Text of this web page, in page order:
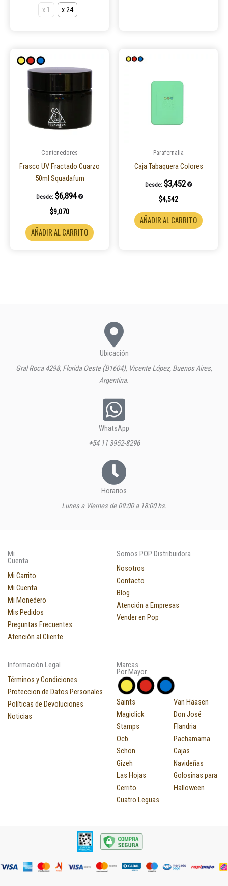
x 1 x 24
Contenedores
Frasco UV Fractado Cuarzo
50ml Squadafum
Desde: $6,894
$9,070
AÑADIR AL CARRITO
Parafernalia
Caja Tabaquera Colores
Desde: $3,452
$4,542
AÑADIR AL CARRITO
Ubicación
Gral Roca 4298, Florida Oeste (B1604), Vicente López, Buenos Aires,
Argentina.
WhatsApp
+54 11 3952-8296
Horarios
Lunes a Viernes de 09:00 a 18:00 hs.
Mi
Cuenta
Mi Carrito
Mi Cuenta
Mi Monedero
Mis Pedidos
Preguntas Frecuentes
Atención al Cliente
Somos POP Distribuidora
Nosotros
Contacto
Blog
Atención a Empresas
Vender en Pop
Información Legal
Términos y Condiciones
Proteccion de Datos Personales
Políticas de Devoluciones
Noticias
Marcas
Por Mayor
Saints
Magiclick
Stamps
Ocb
Schön
Gizeh
Las Hojas
Cerrito
Cuatro Leguas
Van Häasen
Don José
Flandria
Pachamama
Cajas
Navideñas
Golosinas para
Halloween